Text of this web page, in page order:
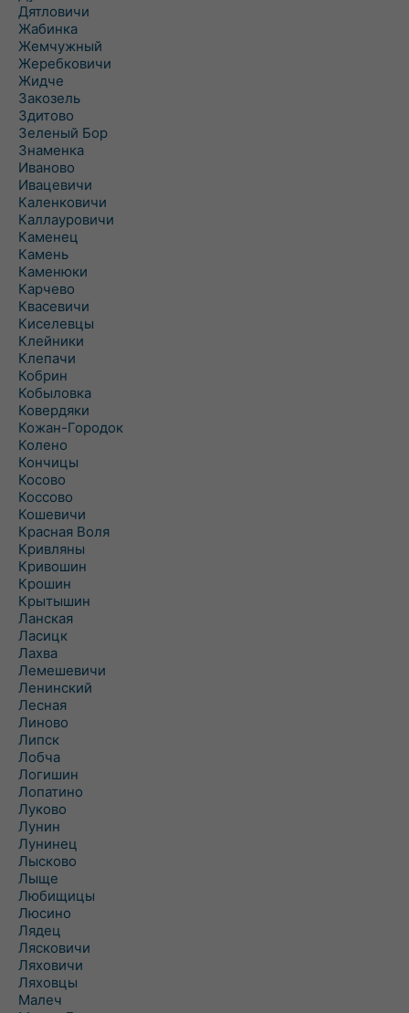
Дятловичи
Жабинка
Жемчужный
Жеребковичи
Жидче
Закозель
Здитово
Зеленый Бор
Знаменка
Иваново
Ивацевичи
Каленковичи
Каллауровичи
Каменец
Камень
Каменюки
Карчево
Квасевичи
Киселевцы
Клейники
Клепачи
Кобрин
Кобыловка
Ковердяки
Кожан-Городок
Колено
Кончицы
Косово
Коссово
Кошевичи
Красная Воля
Кривляны
Кривошин
Крошин
Крытышин
Ланская
Ласицк
Лахва
Лемешевичи
Ленинский
Лесная
Линово
Липск
Лобча
Логишин
Лопатино
Луково
Лунин
Лунинец
Лысково
Лыще
Любищицы
Люсино
Лядец
Лясковичи
Ляховичи
Ляховцы
Малеч